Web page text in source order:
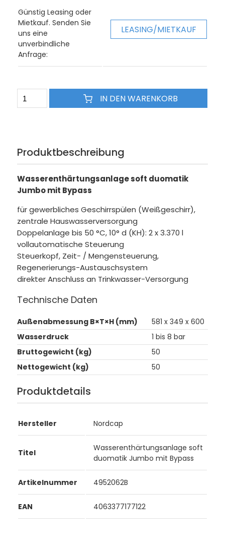
Günstig Leasing oder
Mietkauf. Senden Sie
uns eine
unverbindliche
Anfrage:
LEASING/MIETKAUF
IN DEN WARENKORB
Produktbeschreibung
Wasserenthärtungsanlage soft duomatik
Jumbo mit Bypass
für gewerbliches Geschirrspülen (Weißgeschirr),
zentrale Hauswasserversorgung
Doppelanlage bis 50 °C, 10° d (KH): 2 x 3.370 l
vollautomatische Steuerung
Steuerkopf, Zeit- / Mengensteuerung,
Regenerierungs-Austauschsystem
direkter Anschluss an Trinkwasser-Versorgung
Technische Daten
Außenabmessung B×T×H (mm)
581 x 349 x 600
Wasserdruck
1 bis 8 bar
Bruttogewicht (kg)
50
Nettogewicht (kg)
50
Produktdetails
Hersteller Nordcap
Titel
Wasserenthärtungsanlage soft
duomatik Jumbo mit Bypass
Artikelnummer 4952062B
EAN 4063377177122